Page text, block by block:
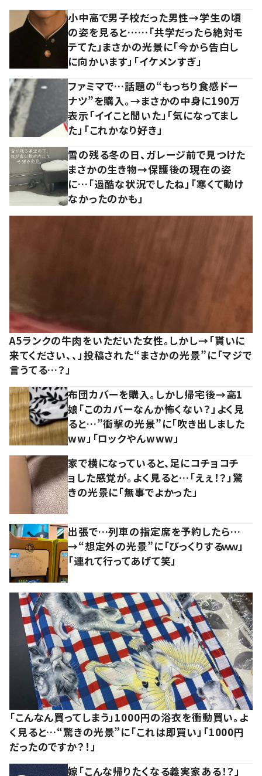
小中高で男子校だった男性→学生の頃
の姿を見ると……「共学だったら絶対モ
テてた」まさかの光景に「今から告白し
に向かいます」「イケメンすぎ」
ファミマで…話題の“もっちり食感ドー
ナツ”を購入。→まさかの中身に190万
表示「イイこと聞いた」「気になってまし
た」「これかなり好き」
雪の残る冬の日、ガレージ前で見つけた
まさかの生き物→保護後の現在の姿
に…「過酷な状況でしたね」「寒くて動け
なかったのかも」
A5ランクの牛肉をいただいた女性。しかし→「貰いに
来てください、、」投稿された“まさかの光景”に「マジで
言うてる…？」
布団カバーを購入。しかし帰宅後→高1
娘「このカバーなんか怖くない？」よく見
ると…”衝撃の光景”に「吹き出しました
ww」「ロックやんwww」
家で横になっていると、足にコチョコチ
ョした感覚が。よく見ると…「えぇ！？」驚
きの光景に「無事でよかった」
出張で…列車の指定席を予約したら…
→“想定外の光景”に「びっくりするｗｗ」
「連れて行ってあげて笑」
「こんなん買ってしまう」1000円の浴衣を衝動買い。よ
く見ると…“驚きの光景”に「これは即買い」「1000円
だったのですか？！」
嫁「こんな帰りたくなる義実家ある！？」